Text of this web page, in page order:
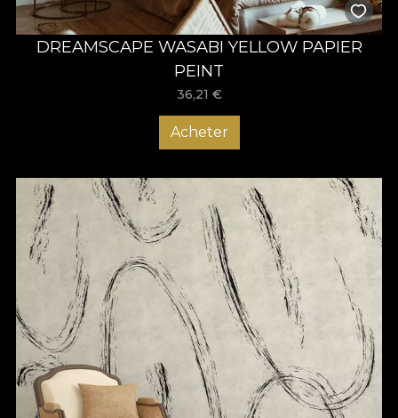
DREAMSCAPE WASABI YELLOW PAPIER
PEINT
36,21 €
Acheter